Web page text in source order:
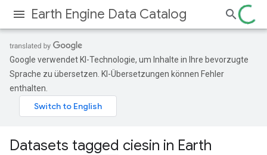
Earth Engine Data Catalog
Google verwendet KI-Technologie, um Inhalte in Ihre bevorzugte
Sprache zu übersetzen. KI-Übersetzungen können Fehler
enthalten.
Datasets tagged ciesin in Earth